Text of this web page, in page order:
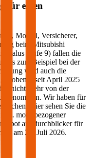
für einen
Modell, Versicherer,
beim
Mitsubishi
Malus Stufe 9) fallen die
als zum Beispiel bei der
wird auch die
– seit April 2025
nicht mehr von der
Wir haben für
Hier sehen Sie die
motorbezogener
auf durchblicker für
am 23. Juli 2026.